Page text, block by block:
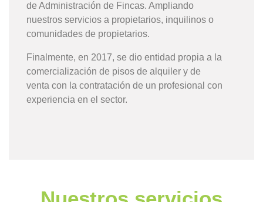
de Administración de Fincas. Ampliando
nuestros servicios a propietarios, inquilinos o
comunidades de propietarios.
Finalmente, en 2017, se dio entidad propia a la
comercialización de pisos de alquiler y de
venta con la contratación de un profesional con
experiencia en el sector.